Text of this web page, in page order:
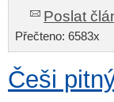
Poslat
Přečteno: 6583x
Češi